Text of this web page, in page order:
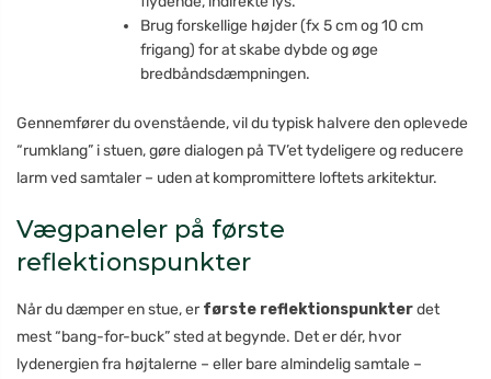
Brug forskellige højder (fx 5 cm og 10 cm
frigang) for at skabe dybde og øge
bredbåndsdæmpningen.
Gennemfører du ovenstående, vil du typisk halvere den oplevede
“rumklang” i stuen, gøre dialogen på TV’et tydeligere og reducere
larm ved samtaler – uden at kompromittere loftets arkitektur.
Vægpaneler på første
reflektionspunkter
Når du dæmper en stue, erførste reflektionspunkterdet
mest “bang-for-buck” sted at begynde. Det er dér, hvor
lydenergien fra højtalerne – eller bare almindelig samtale –